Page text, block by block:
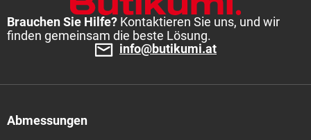
Brauchen Sie Hilfe? Kontaktieren Sie uns, und wir
finden gemeinsam die beste Lösung.
info@butikumi.at
Abmessungen